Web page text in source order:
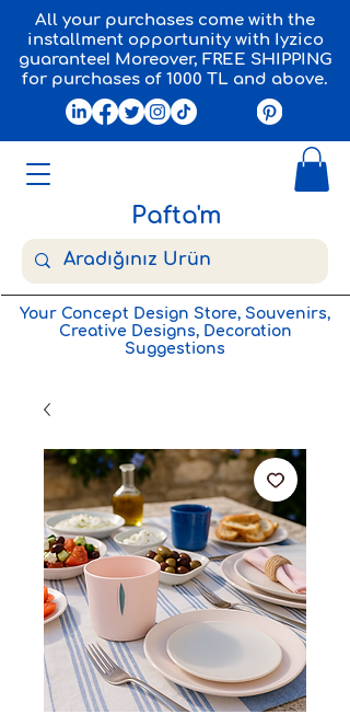
Pafta'm
All your purchases come with the
installment opportunity with Iyzico
guarantee! Moreover, FREE SHIPPING
for purchases of 1000 TL and above.
Your Concept Design Store, Souvenirs,
Creative Designs, Decoration
Suggestions